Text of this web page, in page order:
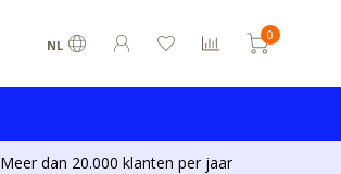
NL
0
Meer dan 20.000 klanten per jaar